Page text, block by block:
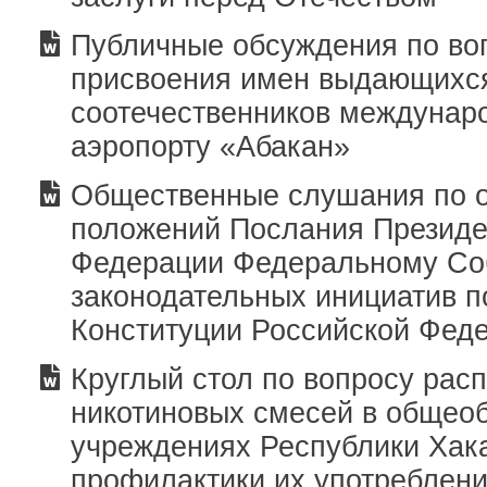
Публичные обсуждения по
присвоения имен
соотечественников
аэропорту «Абакан»
Общественные слушания по
положений Послания
Федерации Федеральному
законодательных инициатив
Конституции Российской
Круглый стол по вопросу
никотиновых смесей в
учреждениях Республики
профилактики их